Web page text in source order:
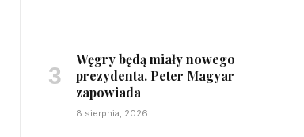
Węgry będą miały nowego
prezydenta. Peter Magyar
zapowiada
8 sierpnia, 2026